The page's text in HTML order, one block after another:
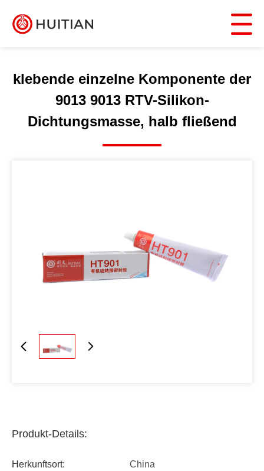
klebende einzelne Komponente der
9013 9013 RTV-Silikon-
Dichtungsmasse, halb fließend
Produkt-Details:
Herkunftsort: China